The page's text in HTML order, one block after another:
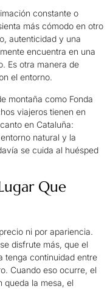
constante o
más cómodo en otro
autenticidad y una
encuentra en una
Es otra manera de
el entorno.
montaña como Fonda
viajeros tienen en
en Cataluña:
natural y la
se cuida al huésped
Que
ni por apariencia.
disfrute más, que el
tenga continuidad entre
Cuando eso ocurre, el
queda la mesa, el